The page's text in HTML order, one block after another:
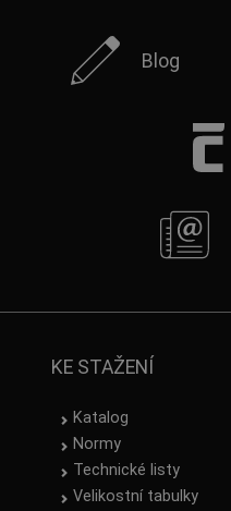
Blog
KE STAŽENÍ
Katalog
Normy
Technické listy
Velikostní tabulky